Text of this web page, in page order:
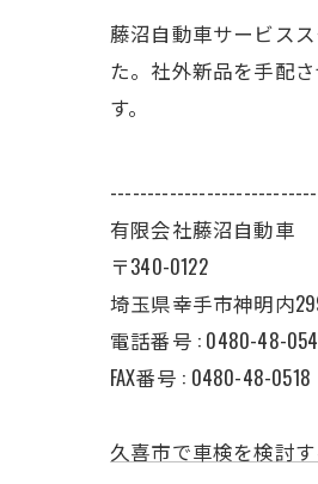
藤沼自動車サービス
た。社外新品を手配
す。
有限会社藤沼自動車
〒340-0122
埼玉県幸手市神明内
電話番号 : 0480-48-
FAX番号 : 0480-48-0518
久喜市で車検を検討